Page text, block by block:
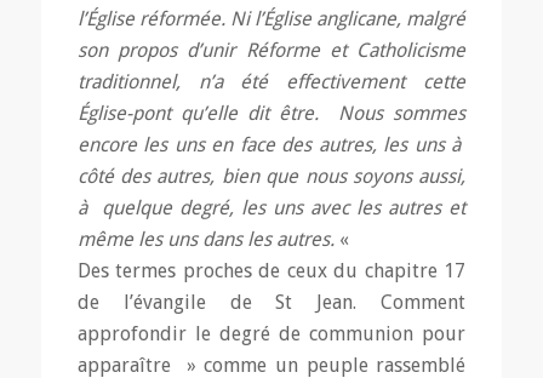
l’Église réformée. Ni l’Église anglicane, malgré
son propos d’unir Réforme et Catholicisme
traditionnel, n’a été effectivement cette
Église-pont qu’elle dit être. Nous sommes
encore les uns en face des autres, les uns à
côté des autres, bien que nous soyons aussi,
à quelque degré, les uns avec les autres et
même les uns dans les autres.«
Des termes proches de ceux du chapitre 17
de l’évangile de St Jean. Comment
approfondir le degré de communion pour
apparaître » comme un peuple rassemblé